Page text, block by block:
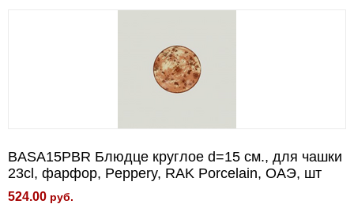
BASA15PBR Блюдце круглое d=15 см., для чашки
23cl, фарфор, Peppery, RAK Porcelain, ОАЭ, шт
524.00 руб.